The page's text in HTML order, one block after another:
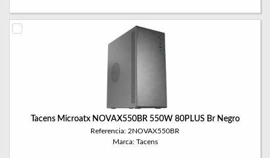
Tacens Microatx NOVAX550BR 550W 80PLUS Br Negro
Referencia: 2NOVAX550BR
Marca: Tacens